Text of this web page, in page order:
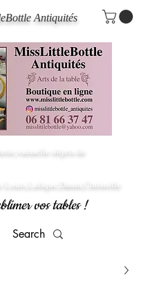
Antiquités
objets de
Louis,Lalique,Daum,Christofle
vos tables !